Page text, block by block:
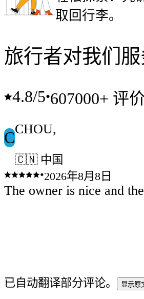
取回行李。
旅行者对我们
4.8/5•607000+ 评
CCHOU,
🇨🇳 中国
•2026年8月8日
The owner is nice and
已自动翻译部分评论。 显示原